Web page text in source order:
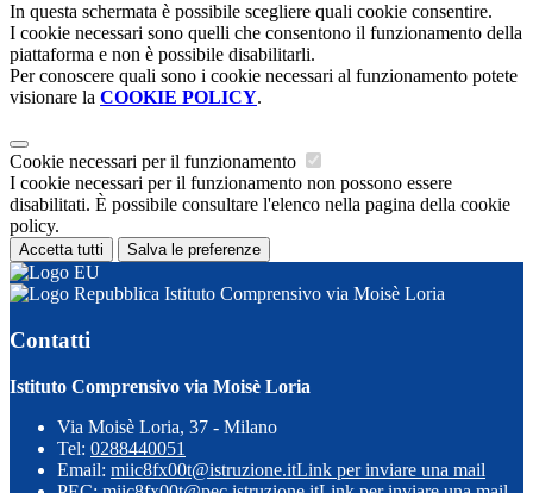
In questa schermata è possibile scegliere quali cookie consentire.
I cookie necessari sono quelli che consentono il funzionamento della
piattaforma e non è possibile disabilitarli.
Per conoscere quali sono i cookie necessari al funzionamento potete
visionare la COOKIE POLICY.
Cookie necessari per il funzionamento
I cookie necessari per il funzionamento non possono essere
disabilitati. È possibile consultare l'elenco nella pagina della cookie
policy.
Accetta tutti Salva le preferenze
Istituto Comprensivo via Moisè Loria
Contatti
Istituto Comprensivo via Moisè Loria
Via Moisè Loria, 37 - Milano
Tel: 0288440051
Email: miic8fx00t@istruzione.itLink per inviare una mail